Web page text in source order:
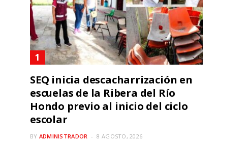
SEQ inicia descacharrización en
escuelas de la Ribera del Río
Hondo previo al inicio del ciclo
escolar
BY ADMINISTRADOR 8 AGOSTO, 2026